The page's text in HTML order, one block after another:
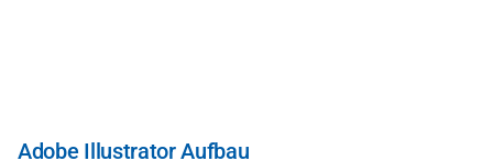
Adobe Illustrator Aufbau